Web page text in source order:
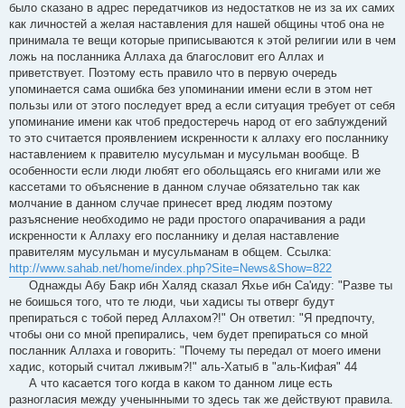
было сказано в адрес передатчиков из недостатков не из за их самих
как личностей а желая наставления для нашей общины чтоб она не
принимала те вещи которые приписываются к этой религии или в чем
ложь на посланника Аллаха да благословит его Аллах и
приветствует. Поэтому есть правило что в первую очередь
упоминается сама ошибка без упоминании имени если в этом нет
пользы или от этого последует вред а если ситуация требует от себя
упоминание имени как чтоб предостеречь народ от его заблуждений
то это считается проявлением искренности к аллаху его посланнику
наставлением к правителю мусульман и мусульман вообще. В
особенности если люди любят его обольщаясь его книгами или же
кассетами то объяснение в данном случае обязательно так как
молчание в данном случае принесет вред людям поэтому
разъяснение необходимо не ради простого опарачивания а ради
искренности к Аллаху его посланнику и делая наставление
правителям мусульман и мусульманам в общем. Ссылка:
http://www.sahab.net/home/index.php?Site=News&Show=822
Однажды Абу Бакр ибн Халяд сказал Яхье ибн Са'иду: "Разве ты
не боишься того, что те люди, чьи хадисы ты отверг будут
препираться с тобой перед Аллахом?!" Он ответил: "Я предпочту,
чтобы они со мной препирались, чем будет препираться со мной
посланник Аллаха и говорить: "Почему ты передал от моего имени
хадис, который считал лживым?!" аль-Хатыб в "аль-Кифая" 44
А что касается того когда в каком то данном лице есть
разногласия между ученынными то здесь так же действуют правила.